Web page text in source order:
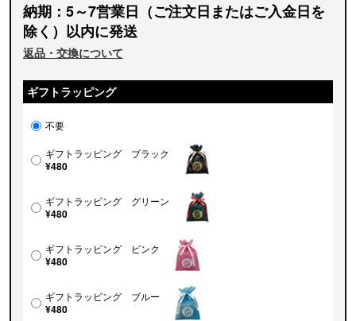
納期：5～7営業日（ご注文日またはご入金日を
除く）以内に発送
返品・交換について
ギフトラッピング
不要
ギフトラッピング ブラック
¥480
ギフトラッピング グリーン
¥480
ギフトラッピング ピンク
¥480
ギフトラッピング ブルー
¥480